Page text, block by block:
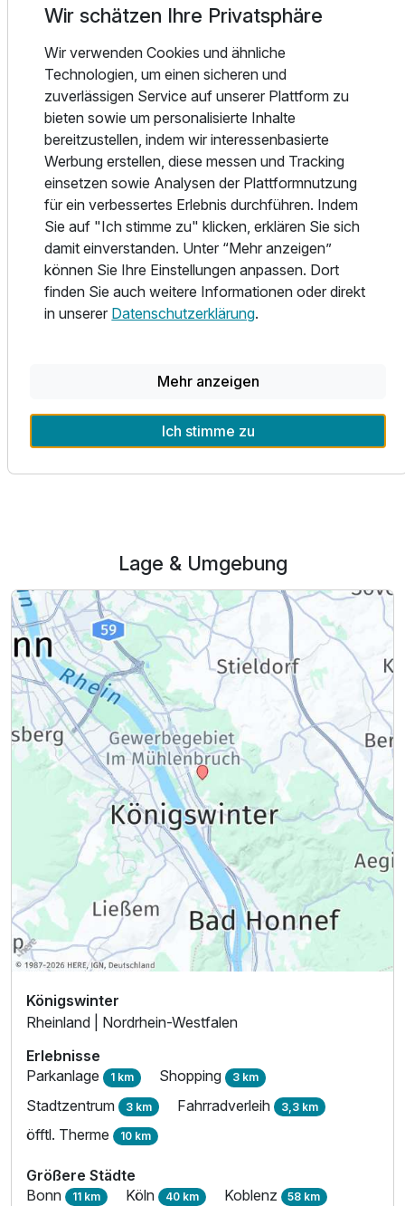
Ausstattung
Familienzimmer A
2 Erwachsene und 1 Kind
Ausstattung
p.P. ab 573,00 €
Familienzimmer B
2 Erwachsene und 2 Kinder
unvergessliches Erlebnis für Kinder!
Das Zentrum von Königswinter erreicht ihr in nur 2 km zu
Fuß, Bonn liegt etwa 20 Minuten mit Auto oder
Straßenbahn entfernt. Schiffe auf dem Rhein bringen euch
direkt nach Köln oder Bonn, und mit der Drachenfelsbahn
gelangt ihr bequem auf das bekannte Plateau mit
spektakulärer Aussicht.
Erlebt Natur, Kultur und Komfort im JUFA Hotel
Königswinter**** – euer Rückzugsort am Rhein!
Teil der Kette
Alle Infos zum JUFA Hotel Königswinter
Lage & Umgebung
Königswinter
Rheinland | Nordrhein-Westfalen
Erlebnisse
Parkanlage 1 km Shopping 3 km
Stadtzentrum 3 km Fahrradverleih 3,3 km
öfftl. Therme 10 km
Größere Städte
Bonn 11 km Köln 40 km Koblenz 58 km
Wir schätzen Ihre Privatsphäre
Wir verwenden Cookies und ähnliche
Technologien, um einen sicheren und
zuverlässigen Service auf unserer Plattform zu
bieten sowie um personalisierte Inhalte
bereitzustellen, indem wir interessenbasierte
Werbung erstellen, diese messen und Tracking
einsetzen sowie Analysen der Plattformnutzung
für ein verbessertes Erlebnis durchführen. Indem
Sie auf "Ich stimme zu" klicken, erklären Sie sich
damit einverstanden. Unter “Mehr anzeigen”
können Sie Ihre Einstellungen anpassen. Dort
finden Sie auch weitere Informationen oder direkt
in unserer Datenschutzerklärung.
Mehr anzeigen
Ich stimme zu